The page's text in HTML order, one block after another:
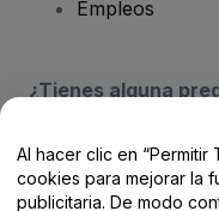
Empleos
¿Tienes alguna
Centro de
Al hacer clic en
cookies para mejorar la
publicitaria. De modo